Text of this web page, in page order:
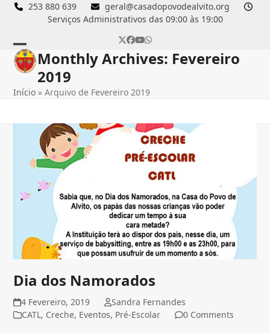
Skip
253 880 639
geral@casadopovodealvito.org
Serviços Administrativos das 09:00 às 19:00
Twitter
Facebook
YouTube
Whatsapp
Open
mobile
menu
Close
mobile
menu
Monthly Archives: Fevereiro
2019
Início »Arquivo de Fevereiro 2019
Dia dos Namorados
4 Fevereiro, 2019
Sandra Fernandes
CATL, Creche, Eventos, Pré-Escolar 0 Comments